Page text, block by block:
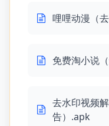
哩哩动漫（
免费淘小说
去水印视频
告）.apk